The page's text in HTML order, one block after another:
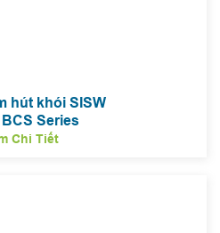
hút khói SISW
Series
Chi Tiết